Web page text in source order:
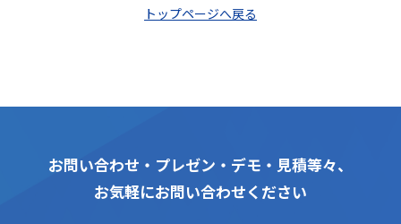
トップページへ戻る
お問い合わせ・プレゼン・デモ・見積等々、
お気軽にお問い合わせください